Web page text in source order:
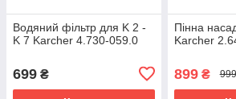
Водяний фільтр для K 2 -
K 7 Karcher 4.730-059.0
699 ₴
Пінна
Karcher
899₴